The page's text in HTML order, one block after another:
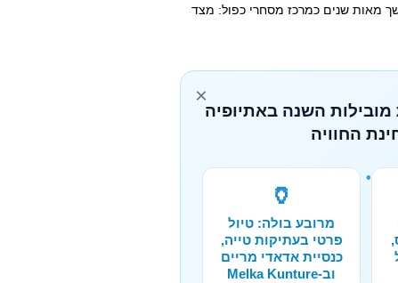
מאות שנים כמרכז מסחרי כפול: מצד
×
מובילות השנה באתיופיה
החוויה
🏺
מרובע בולה: טיול
פרטי בעתיקות טייה,
כנסיית אדאדי מריים
וב-Melka Kunture